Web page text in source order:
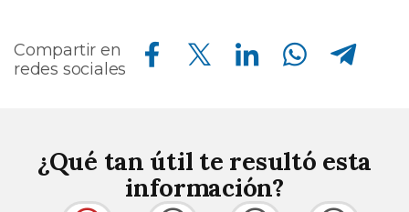
Compartir en
redes sociales
Compartir en Facebook Compartir en Twitter Compartir en Linkedin Compartir en Whatsapp Compartir en Telegram
¿Qué tan útil te resultó esta
información?